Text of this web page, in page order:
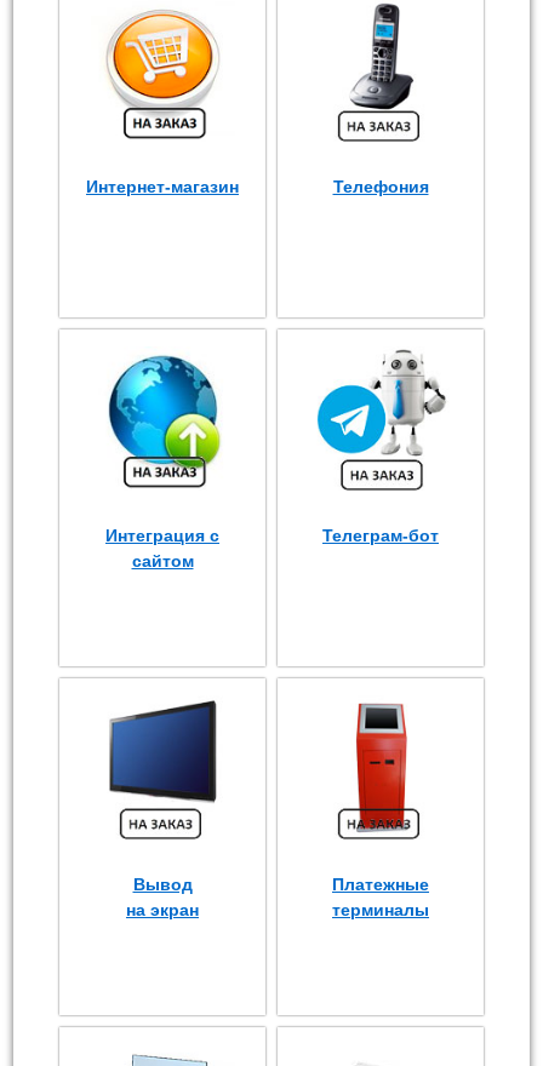
Интернет-магазин Телефония
Интеграция с
сайтом
Телеграм-бот
Вывод
на экран
Платежные
терминалы